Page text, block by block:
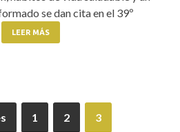
se dan cita en el 39º
LEER MÁS
1 2 3